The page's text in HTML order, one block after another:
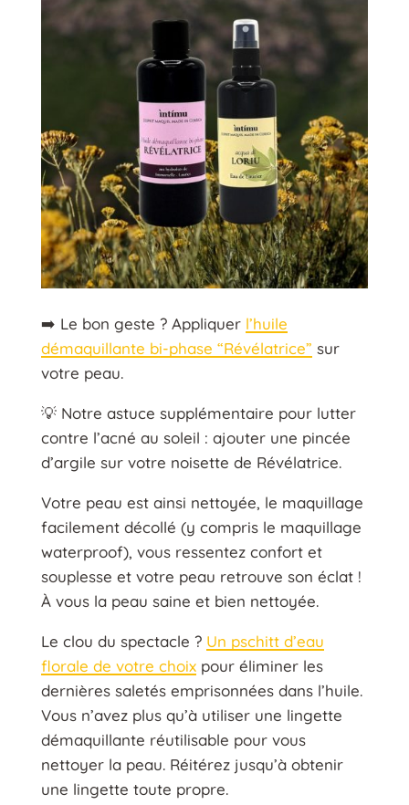
➡️ Le bon geste ? Appliquer l’huile
démaquillante bi-phase “Révélatrice” sur
votre peau.
💡 Notre astuce supplémentaire pour lutter
contre l’acné au soleil : ajouter une pincée
d’argile sur votre noisette de Révélatrice.
Votre peau est ainsi nettoyée, le maquillage
facilement décollé (y compris le maquillage
waterproof), vous ressentez confort et
souplesse et votre peau retrouve son éclat !
À vous la peau saine et bien nettoyée.
Le clou du spectacle ? Un pschitt d’eau
florale de votre choixpour éliminer les
dernières saletés emprisonnées dans l’huile.
Vous n’avez plus qu’à utiliser une lingette
démaquillante réutilisable pour vous
nettoyer la peau. Réitérez jusqu’à obtenir
une lingette toute propre.